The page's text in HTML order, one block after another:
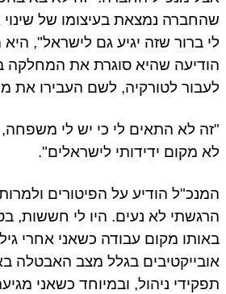
שהחברה נמצאת בעיצומו של שינוי
לי ברור שזה יגיע גם לישראל",
הודיעה שהיא סוגרת את המחלקה
לעבור לטורקיה, לשם העבירו את
"זה לא התאים לי כי יש לי משפחה,
לא מקום ידידותי לישראלים".
המנכ"ל הודיע על הפיטורים
אובייקטיבים בגלל מצב האבטלה
תפקידי ניהול, ובמיוחד כשאני